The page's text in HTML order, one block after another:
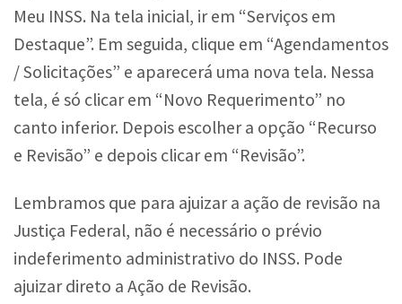
Meu INSS. Na tela inicial, ir em “Serviços em
Destaque”. Em seguida, clique em “Agendamentos
/ Solicitações” e aparecerá uma nova tela. Nessa
tela, é só clicar em “Novo Requerimento” no
canto inferior. Depois escolher a opção “Recurso
e Revisão” e depois clicar em “Revisão”.
Lembramos que para ajuizar a ação de revisão na
Justiça Federal, não é necessário o prévio
indeferimento administrativo do INSS. Pode
ajuizar direto a Ação de Revisão.